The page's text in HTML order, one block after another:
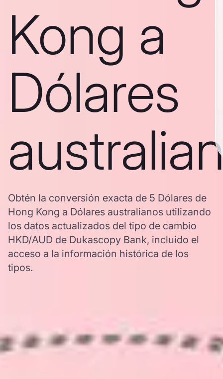
Kong a
Dólares
Obtén la conversión exacta de 5 Dólares de
Hong Kong a Dólares australianos utilizando
los datos actualizados del tipo de cambio
HKD/AUD de Dukascopy Bank, incluido el
acceso a la información histórica de los
tipos.